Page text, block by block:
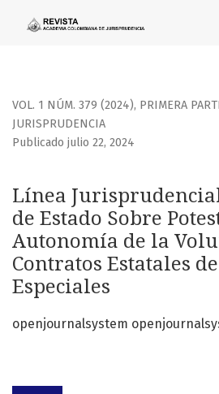
Línea Jurisprudencial del
VOL. 1 NÚM. 379 (2024), PRIMERA
JURISPRUDENCIA
Línea
de Estado Sobre
Autonomía de la
Contratos Estatales
Especiales
Publicado julio 22, 2024
openjournalsystem